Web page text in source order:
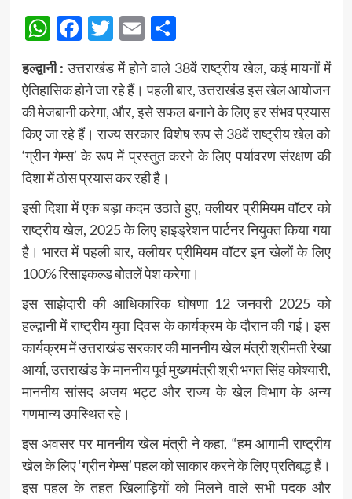
WhatsApp
Facebook
Twitter
EmailShare
हल्द्वानी : उत्तराखंड में होने वाले 38वें राष्ट्रीय खेल, कई मायनों में
ऐतिहासिक होने जा रहे हैं। पहली बार, उत्तराखंड इस खेल आयोजन
की मेजबानी करेगा, और, इसे सफल बनाने के लिए हर संभव प्रयास
किए जा रहे हैं। राज्य सरकार विशेष रूप से 38वें राष्ट्रीय खेल को
‘ग्रीन गेम्स’ के रूप में प्रस्तुत करने के लिए पर्यावरण संरक्षण की
दिशा में ठोस प्रयास कर रही है।
इसी दिशा में एक बड़ा कदम उठाते हुए, क्लीयर प्रीमियम वॉटर को
राष्ट्रीय खेल, 2025 के लिए हाइड्रेशन पार्टनर नियुक्त किया गया
है। भारत में पहली बार, क्लीयर प्रीमियम वॉटर इन खेलों के लिए
100% रिसाइकल्ड बोतलें पेश करेगा।
इस साझेदारी की आधिकारिक घोषणा 12 जनवरी 2025 को
हल्द्वानी में राष्ट्रीय युवा दिवस के कार्यक्रम के दौरान की गई। इस
कार्यक्रम में उत्तराखंड सरकार की माननीय खेल मंत्री श्रीमती रेखा
आर्या, उत्तराखंड के माननीय पूर्व मुख्यमंत्री श्री भगत सिंह कोश्यारी,
माननीय सांसद अजय भट्ट और राज्य के खेल विभाग के अन्य
गणमान्य उपस्थित रहे।
इस अवसर पर माननीय खेल मंत्री ने कहा, “हम आगामी राष्ट्रीय
खेल के लिए ‘ग्रीन गेम्स’ पहल को साकार करने के लिए प्रतिबद्ध हैं।
इस पहल के तहत खिलाड़ियों को मिलने वाले सभी पदक और